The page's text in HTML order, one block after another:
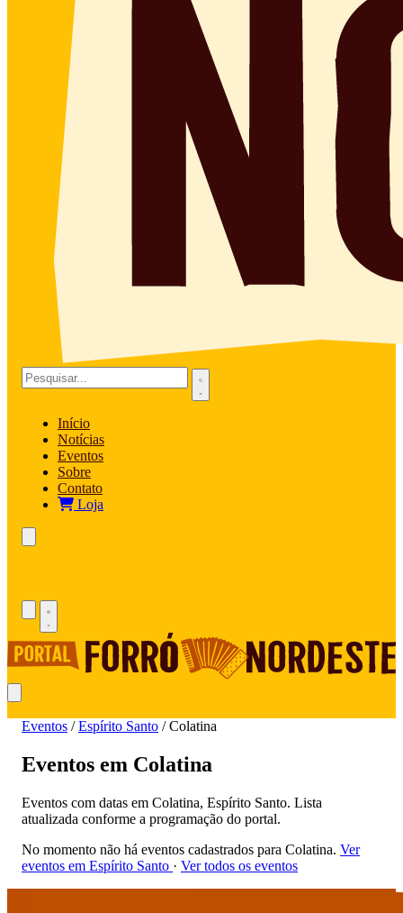
Início
Notícias
Eventos
Sobre
Contato
Loja
Eventos / Espírito Santo / Colatina
Eventos em Colatina
Eventos com datas em Colatina, Espírito Santo. Lista
atualizada conforme a programação do portal.
No momento não há eventos cadastrados para Colatina. Ver
eventos em Espírito Santo · Ver todos os eventos